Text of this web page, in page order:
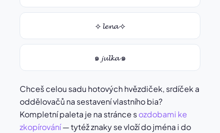
⟡ 𝓵𝓮𝓷𝓪 ⟡
๑ 𝓳𝓾𝓵𝓴𝓪 ๑
Chceš celou sadu hotových hvězdiček, srdíček a
oddělovačů na sestavení vlastního bia?
Kompletní paleta je na stránce sozdobami ke
zkopírování— tytéž znaky se vloží do jména i do